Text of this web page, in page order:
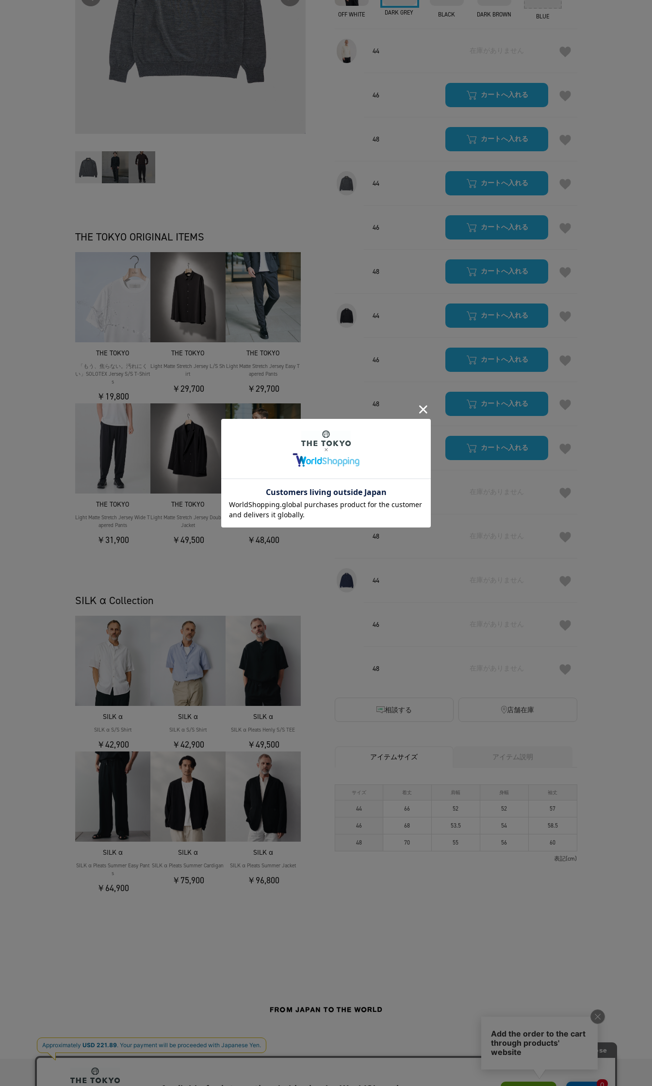
THE TOKYO ORIGINAL ITEMS
THE TOKYO
「もう、焦らない。汚れにく
い」SOLOTEX Jersey S/S T-Shirt
s
￥19,800
THE TOKYO
Light Matte Stretch Jersey L/S Sh
irt
￥29,700
THE TOKYO
Light Matte Stretch Jersey Easy T
apered Pants
￥29,700
THE TOKYO
Light Matte Stretch Jersey Wide T
apered Pants
￥31,900
THE TOKYO
Light Matte Stretch Jersey Double
Jacket
￥49,500
THE TOKYO
Light Matte Stretch Jersey Shape
￥48,400
SILK α Collection
SILK α
SILK α S/S Shirt
￥42,900
SILK α
SILK α S/S Shirt
￥42,900
SILK α
SILK α Pleats Henly S/S TEE
￥49,500
SILK α
SILK α Pleats Summer Easy Pant
s
￥64,900
SILK α
SILK α Pleats Summer Cardigan
￥75,900
SILK α
SILK α Pleats Summer Jacket
￥96,800
OFF WHITE DARK GREY BLACK DARK BROWN BLUE
44
46 カートへ入れる
48 カートへ入れる
44 カートへ入れる
46 カートへ入れる
48 カートへ入れる
44 カートへ入れる
46 カートへ入れる
48 カートへ入れる
カートへ入れる
46
48
44
46
48
相談する 店舗在庫
アイテムサイズ アイテム説明
サイズ 着丈 肩幅 身幅 袖丈
44 66 52 52 57
46 68 53.5 54 58.5
48 70 55 56 60
表記(cm)